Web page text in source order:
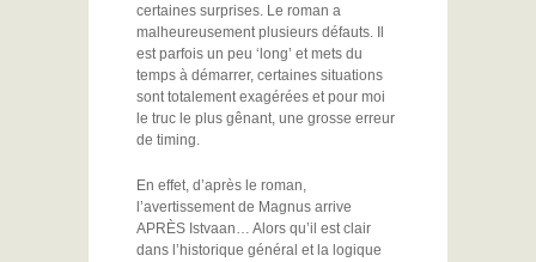
certaines surprises. Le roman a
malheureusement plusieurs défauts. Il
est parfois un peu ‘long’ et mets du
temps à démarrer, certaines situations
sont totalement exagérées et pour moi
le truc le plus gênant, une grosse erreur
de timing.
En effet, d’après le roman,
l’avertissement de Magnus arrive
APRÈS Istvaan… Alors qu’il est clair
dans l’historique général et la logique